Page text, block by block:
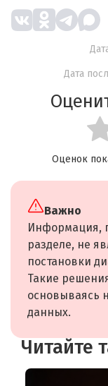
Дата
Оценок
Важно
Информация,
разделе, не
постановки
Такие
основываясь
данных.
Читайте